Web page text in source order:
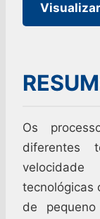
Os
diferentes
tecnológicas
de